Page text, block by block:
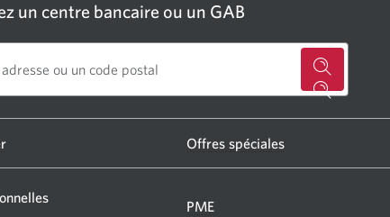
un centre bancaire ou un GAB
Chercher
un
bancaire
nouvelle
s’affichera.
Offres spéciales
PME